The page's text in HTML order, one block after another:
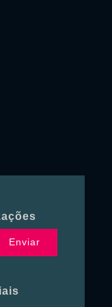
Enviar